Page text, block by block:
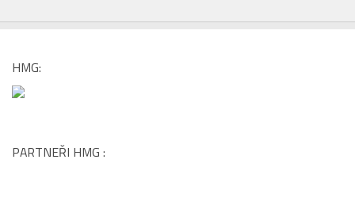
HMG:
PARTNEŘI HMG :